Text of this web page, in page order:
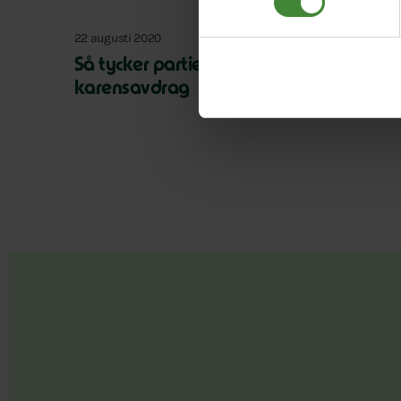
22 augusti 2020
Så tycker partierna om permanent slopat
karensavdrag